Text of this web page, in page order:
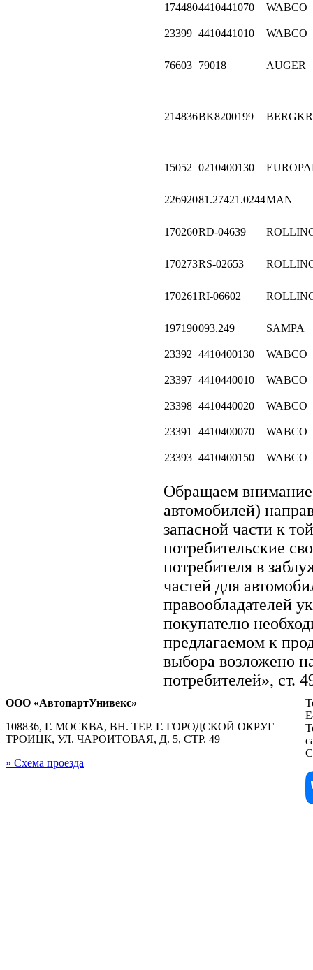
1744804410441070 WABCO
23399 4410441010 WABCO
76603 79018 AUGER
214836BK8200199
15052 0210400130
22692081.27421.0244MAN
170260RD-04639
170273RS-02653
170261 RI-06602
197190093.249 SAMPA
23392 4410400130 WABCO
23397 4410440010 WABCO
23398 4410440020 WABCO
23391 4410400070 WABCO
23393 4410400150 WABCO
Обращаем
автомобилей)
запасной части к
потребительские
потребителя в
частей для
правообладателей
покупателю
предлагаемом к
выбора возложено
потребителей», ст.
ООО «АвтопартУнивекс»
108836, Г. МОСКВА, ВН. ТЕР. Г. ГОРОДСКОЙ ОКРУГ
ТРОИЦК, УЛ. ЧАРОИТОВАЯ, Д. 5, СТР. 49
» Схема проезда